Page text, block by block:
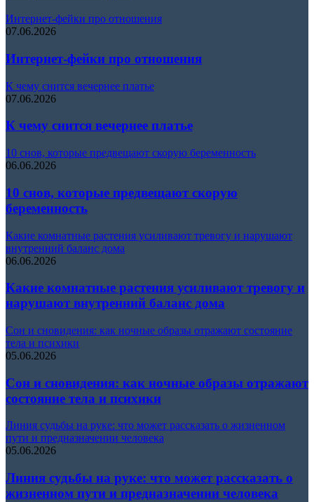
Интернет-фейки про отношения
07.06.2026
Интернет-фейки про отношения
К чему снится вечернее платье
07.06.2026
К чему снится вечернее платье
10 снов, которые предвещают скорую беременность
06.06.2026
10 снов, которые предвещают скорую
беременность
Какие комнатные растения усиливают тревогу и нарушают
внутренний баланс дома
06.06.2026
Какие комнатные растения усиливают тревогу и
нарушают внутренний баланс дома
Сон и сновидения: как ночные образы отражают состояние
тела и психики
05.06.2026
Сон и сновидения: как ночные образы отражают
состояние тела и психики
Линия судьбы на руке: что может рассказать о жизненном
пути и предназначении человека
05.06.2026
Линия судьбы на руке: что может рассказать о
жизненном пути и предназначении человека